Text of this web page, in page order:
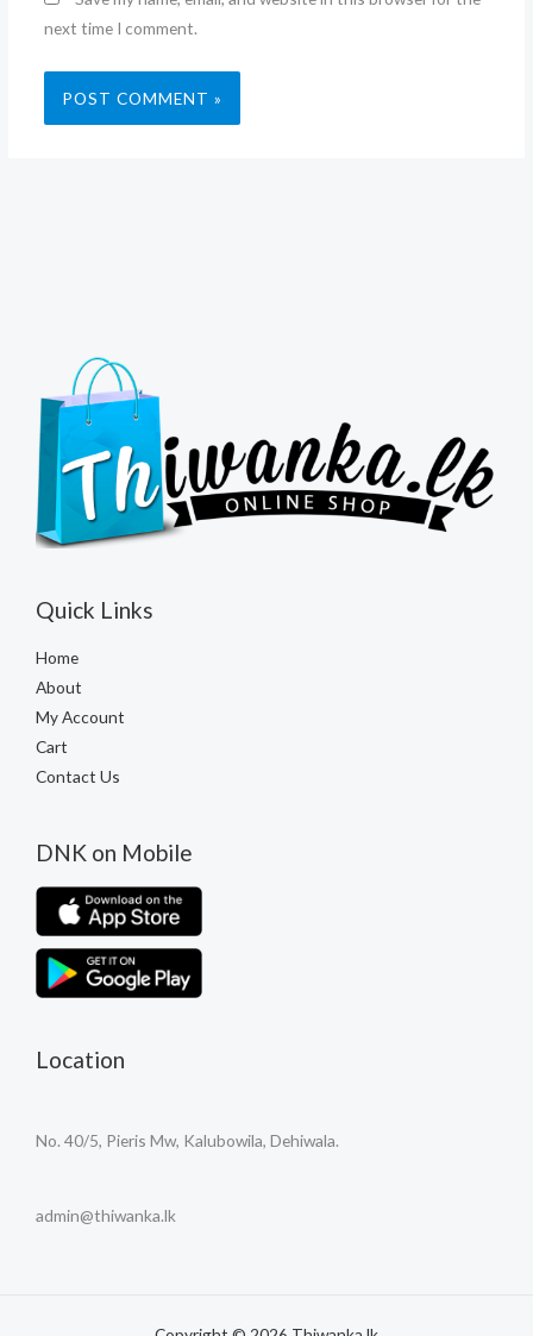
next time I comment.
Quick Links
Home
About
My Account
Cart
Contact Us
DNK on Mobile
Location
No. 40/5, Pieris Mw, Kalubowila, Dehiwala.
admin@thiwanka.lk